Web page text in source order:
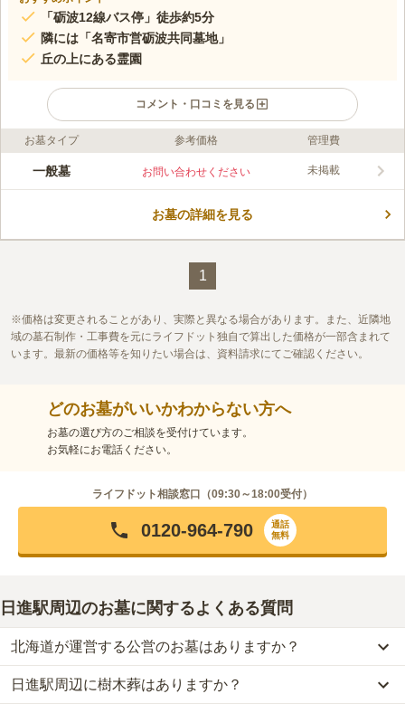
「砺波12線バス停」徒歩約5分
隣には「名寄市営砺波共同墓地」
丘の上にある霊園
コメント・口コミを見る
ライフドット編集部のコメント
となみが丘霊園の区画と永代使用料は、4㎡までが8,000円、6㎡
て選択でき、石材店もしばりがないので自由に建墓できます。
この霊園はまだ誰からも評価されていません。
お墓タイプ 参考価格 管理費
一般墓 お問い合わせください 未掲載
お墓の詳細を見る
1
価格は変更されることがあり、実際と異なる場合があります。また、近隣地
域の墓石制作・工事費を元にライフドット独自で算出した価格が一部含まれて
います。最新の価格等を知りたい場合は、資料請求にてご確認ください。
どのお墓がいいかわからない方へ
お墓の選び方のご相談を受付けています。
お気軽にお電話ください。
ライフドット相談窓口（09:30～18:00受付）
0120-964-790
通話
無料
日進駅周辺のお墓に関するよくある質問
北海道が運営する公営のお墓はありますか？
日進駅周辺には、北海道が運営する公営の霊園が
名寄市営 風連日進墓地と名寄市営 となみが丘霊園がそれにあた
日進駅周辺に樹木葬はありますか？